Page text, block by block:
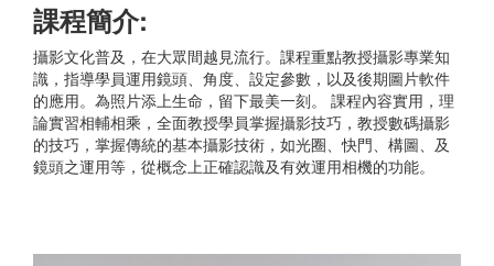
課程簡介:
攝影文化普及，在大眾間越見流行。課程重點教授攝影專業知
識，指導學員運用鏡頭、角度、設定參數，以及後期圖片軟件
的應用。為照片添上生命，留下最美一刻。 課程內容實用，理
論實習相輔相乘，全面教授學員掌握攝影技巧，教授數碼攝影
的技巧，掌握傳統的基本攝影技術，如光圈、快門、構圖、及
鏡頭之運用等，從概念上正確認識及有效運用相機的功能。